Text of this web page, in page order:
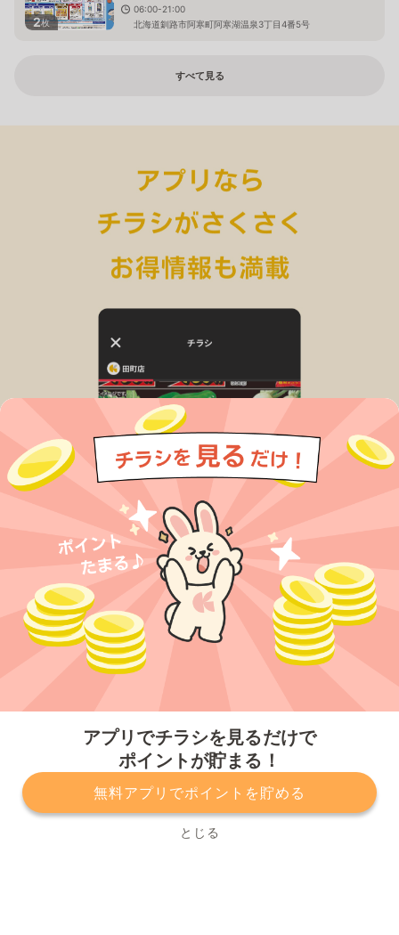
アプリでチラシを見るだけで
ポイントが貯まる！
無料アプリでポイントを貯める
とじる
2枚
06:00-21:00
北海道釧路市阿寒町阿寒湖温泉3丁目4番5号
すべて見る
プライバシーポリシー 利用規約
運営会社
サービスに関してのお問い合わせ